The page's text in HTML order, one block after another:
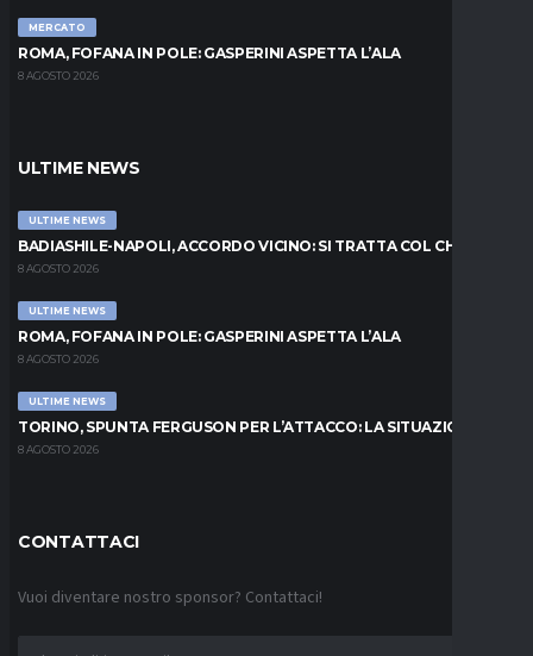
MERCATO
ROMA, FOFANA IN POLE: GASPERINI ASPETTA L’ALA
8 AGOSTO 2026
ULTIME NEWS
ULTIME NEWS
BADIASHILE-NAPOLI, ACCORDO VICINO: SI TRATTA COL CHELSEA
8 AGOSTO 2026
ULTIME NEWS
ROMA, FOFANA IN POLE: GASPERINI ASPETTA L’ALA
8 AGOSTO 2026
ULTIME NEWS
TORINO, SPUNTA FERGUSON PER L’ATTACCO: LA SITUAZIONE
8 AGOSTO 2026
CONTATTACI
Vuoi diventare nostro sponsor? Contattaci!